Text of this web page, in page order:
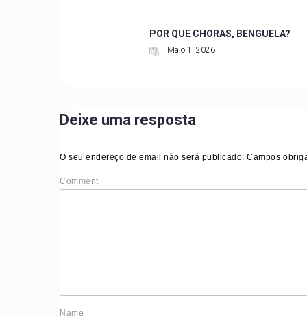
POR QUE CHORAS, BENGUELA?
Maio 1, 2026
Deixe uma resposta
O seu endereço de email não será publicado. Campos
Comment